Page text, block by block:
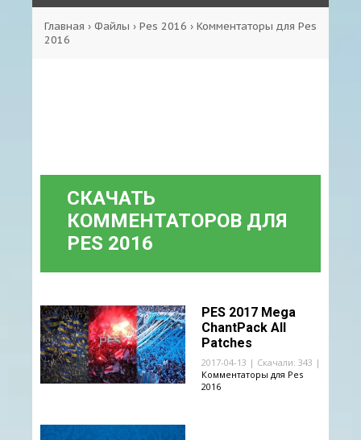
Главная › Файлы › Pes 2016 › Комментаторы для Pes
2016
СКАЧАТЬ
КОММЕНТАТОРОВ ДЛЯ
PES 2016
PES 2017 Mega
ChantPack All
Patches
2017-04-13 | Скачали: 343 |
Комментаторы для Pes
2016